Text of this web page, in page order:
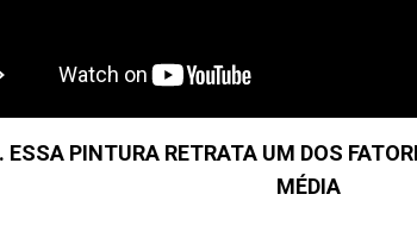
ESSA PINTURA RETRATA UM DOS
MÉDIA